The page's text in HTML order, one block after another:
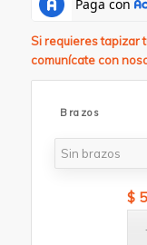
Si requieres tapizar
comunícate con
Brazos
$